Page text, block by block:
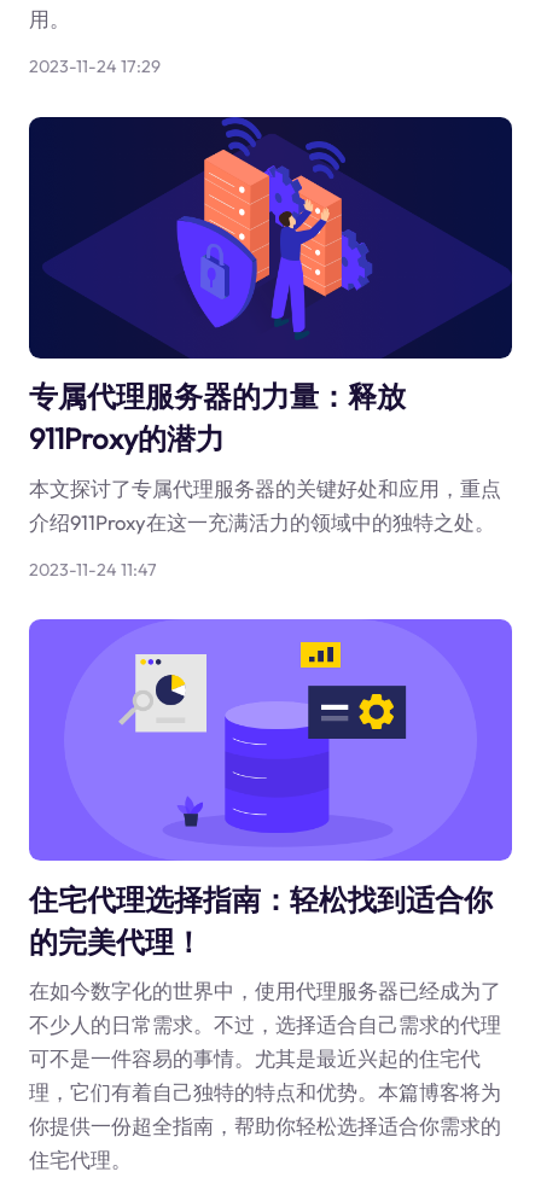
用。
2023-11-24 17:29
专属代理服务器的力量：释放
911Proxy的潜力
本文探讨了专属代理服务器的关键好处和应用，重点
介绍911Proxy在这一充满活力的领域中的独特之处。
2023-11-24 11:47
住宅代理选择指南：轻松找到适合你
的完美代理！
在如今数字化的世界中，使用代理服务器已经成为了
不少人的日常需求。不过，选择适合自己需求的代理
可不是一件容易的事情。尤其是最近兴起的住宅代
理，它们有着自己独特的特点和优势。本篇博客将为
你提供一份超全指南，帮助你轻松选择适合你需求的
住宅代理。